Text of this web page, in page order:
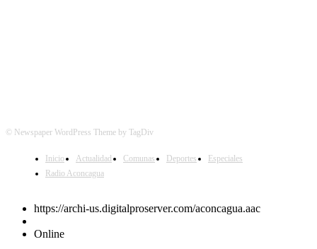
© Newspaper WordPress Theme by TagDiv
Inicio Actualidad Comunas Deportes
Especiales
Radio Aconcagua
https://archi-us.digitalproserver.com/aconcagua.aac
Online